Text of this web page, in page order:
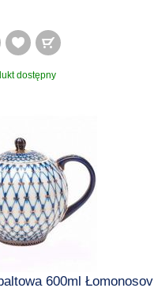
dostępny
600ml Łomonosov